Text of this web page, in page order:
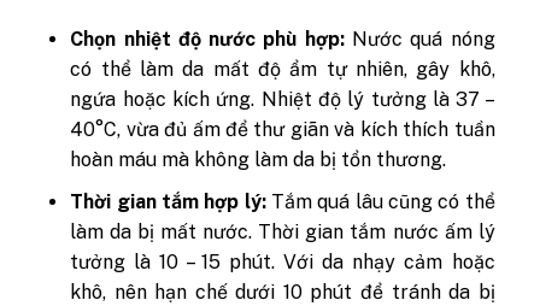
Chọn nhiệt độ nước phù hợp: Nước quá nóng
có thể làm da mất độ ẩm tự nhiên, gây khô,
ngứa hoặc kích ứng. Nhiệt độ lý tưởng là 37 –
40°C, vừa đủ ấm để thư giãn và kích thích tuần
hoàn máu mà không làm da bị tổn thương.
Thời gian tắm hợp lý: Tắm quá lâu cũng có thể
làm da bị mất nước. Thời gian tắm nước ấm lý
tưởng là 10 – 15 phút. Với da nhạy cảm hoặc
khô, nên hạn chế dưới 10 phút để tránh da bị